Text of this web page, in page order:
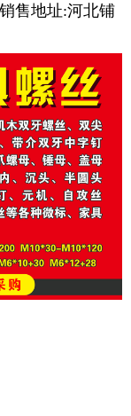
售地址:河北铺